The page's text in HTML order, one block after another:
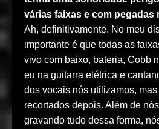
várias faixas e com pegadas
Ah, definitivamente. No meu
importante é que todas as
vivo com baixo, bateria, Cobb
eu na guitarra elétrica e
dos vocais nós utilizamos,
recortados depois. Além de
gravando tudo dessa forma,